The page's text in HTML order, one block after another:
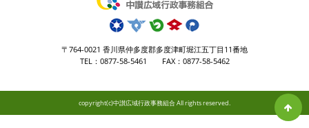
〒764-0021 香川県仲多度郡多度津町堀江五丁目11番地
TEL：0877-58-5461 FAX：0877-58-5462
copyright(c)中讃広域行政事務組合 All rights reserved.